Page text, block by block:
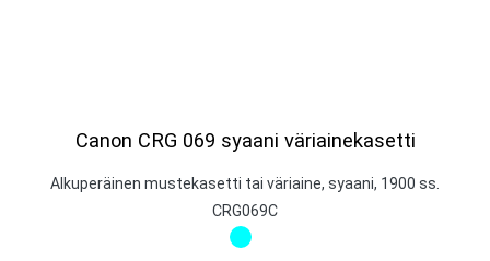
Canon CRG 069 syaani väriainekasetti
Alkuperäinen mustekasetti tai väriaine, syaani, 1900 ss.
CRG069C